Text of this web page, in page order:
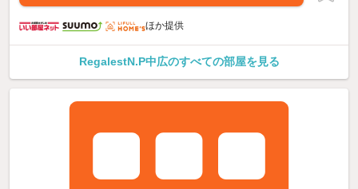
ほか提供
RegalestN.P中広のすべての部屋を見る